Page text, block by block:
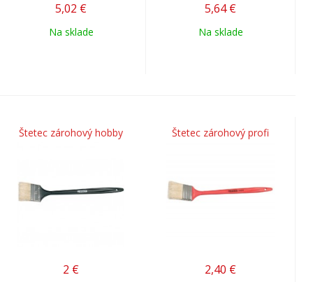
5,02 €
Na sklade
5,64 €
Na sklade
Štetec zárohový hobby
2 €
Štetec zárohový profi
2,40 €